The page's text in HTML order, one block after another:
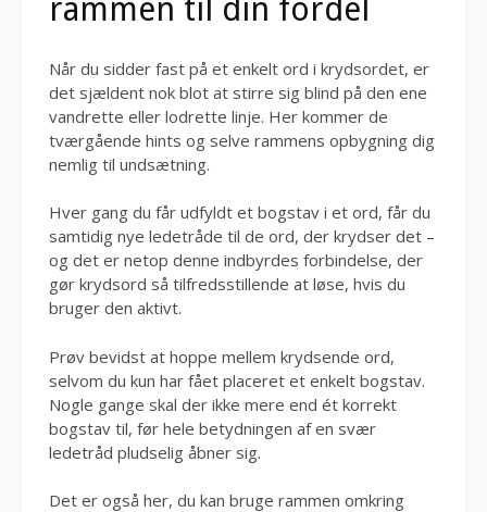
rammen til din fordel
Når du sidder fast på et enkelt ord i krydsordet, er
det sjældent nok blot at stirre sig blind på den ene
vandrette eller lodrette linje. Her kommer de
tværgående hints og selve rammens opbygning dig
nemlig til undsætning.
Hver gang du får udfyldt et bogstav i et ord, får du
samtidig nye ledetråde til de ord, der krydser det –
og det er netop denne indbyrdes forbindelse, der
gør krydsord så tilfredsstillende at løse, hvis du
bruger den aktivt.
Prøv bevidst at hoppe mellem krydsende ord,
selvom du kun har fået placeret et enkelt bogstav.
Nogle gange skal der ikke mere end ét korrekt
bogstav til, før hele betydningen af en svær
ledetråd pludselig åbner sig.
Det er også her, du kan bruge rammen omkring